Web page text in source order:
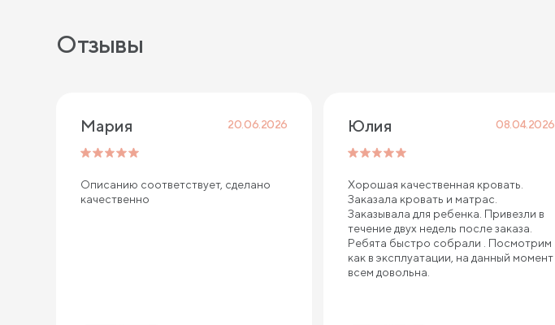
Отзывы
Мария 20.06.2026
Описанию соответствует, сделано
качественно
Юлия 08.04.2026
Хорошая качественная кровать.
Заказала кровать и матрас.
Заказывала для ребенка. Привезли в
течение двух недель после заказа.
Ребята быстро собрали . Посмотрим
как в эксплуатации, на данный момент
всем довольна.